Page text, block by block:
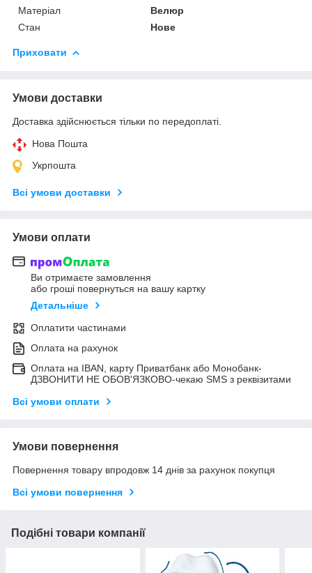
Матеріал
Велюр
Стан
Нове
Приховати
Умови доставки
Доставка здійснюється тільки по передоплаті.
Нова Пошта
Укрпошта
Всі умови доставки
Умови оплати
Ви отримаєте замовлення
або гроші повернуться на вашу картку
Детальніше
Оплатити частинами
Оплата на рахунок
Оплата на IBAN, карту Приватбанк або Монобанк-
ДЗВОНИТИ НЕ ОБОВ'ЯЗКОВО-чекаю SMS з реквізитами
Всі умови оплати
Умови повернення
Повернення товару впродовж 14 днів за рахунок покупця
Всі умови повернення
Подібні товари компанії